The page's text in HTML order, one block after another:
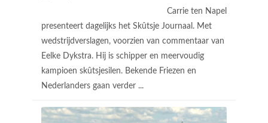
Carrie ten Napel
presenteert dagelijks het Skûtsje Journaal. Met
wedstrijdverslagen, voorzien van commentaar van
Eelke Dykstra. Hij is schipper en meervoudig
kampioen skûtsjesilen. Bekende Friezen en
Nederlanders gaan verder ...